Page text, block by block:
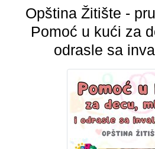
Opština Žitište -
Pomoć u kući za
odrasle sa